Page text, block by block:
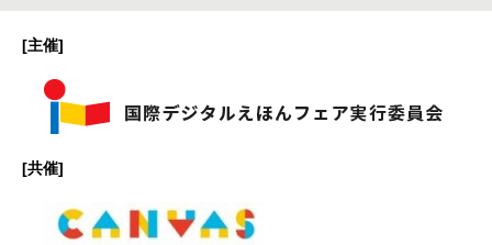
[主催]
[共催]